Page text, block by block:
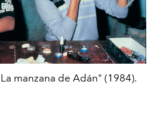
manzana de Adán" (1984).